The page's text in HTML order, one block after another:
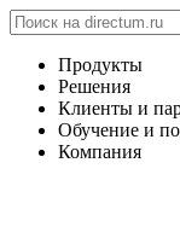
Продукты
Решения
Клиенты и
Обучение и
Компания